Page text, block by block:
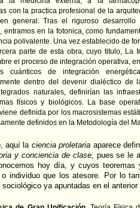
con la practica profesional de la
general. Tras el riguroso desarrollo
entramos en la fotonica, como
polivalente. Una vez establecido de
parte de esta obra, cuyo titulo, La
el proceso de integración operativa,
cuánticos de integración
dentro del devenir dialéctico de
naturales, definirían las
físicos y biológicos. La base
definida por los macrosistemas
definidos en la Metodología del
aquí la ciencia proletaria aparece
y conciencia de clase, pues se le
hoy día, y cuyos teoremas
o individuo que los atesore. Por lo
ya apuntadas en el anterior